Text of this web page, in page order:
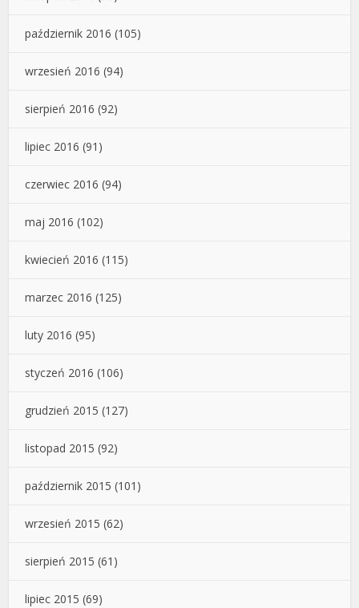
październik 2016 (105)
wrzesień 2016 (94)
sierpień 2016 (92)
lipiec 2016 (91)
czerwiec 2016 (94)
maj 2016 (102)
kwiecień 2016 (115)
marzec 2016 (125)
luty 2016 (95)
styczeń 2016 (106)
grudzień 2015 (127)
listopad 2015 (92)
październik 2015 (101)
wrzesień 2015 (62)
sierpień 2015 (61)
lipiec 2015 (69)